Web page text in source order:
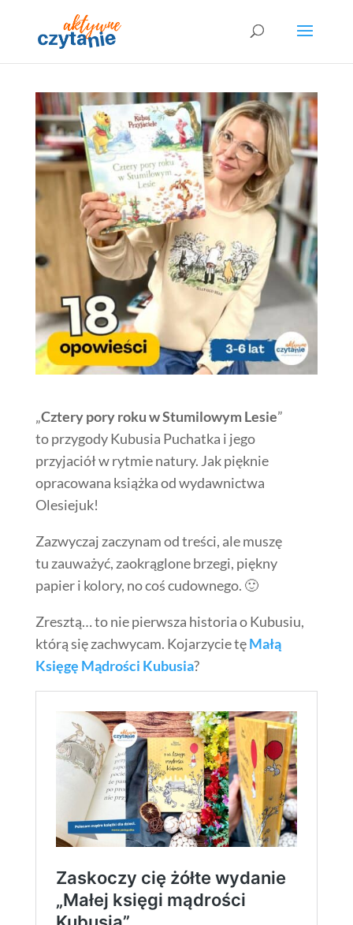
„Cztery pory roku w Stumilowym Lesie”
to przygody Kubusia Puchatka i jego
przyjaciół w rytmie natury. Jak pięknie
opracowana książka od wydawnictwa
Olesiejuk!
Zazwyczaj zaczynam od treści, ale muszę
tu zauważyć, zaokrąglone brzegi, piękny
papier i kolory, no coś cudownego. 🙂
Zresztą… to nie pierwsza historia o Kubusiu,
którą się zachwycam. Kojarzycie tęMałą
Księgę Mądrości Kubusia?